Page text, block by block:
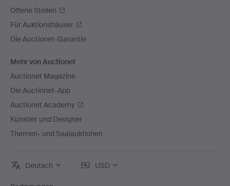
Offene Stellen
Für Auktionshäuser
Die Auctionet-Garantie
Mehr von Auctionet
Auctionet Magazine
Die Auctionet-App
Auctionet Academy
Künstler und Designer
Themen- und Saalauktionen
Deutsch USD